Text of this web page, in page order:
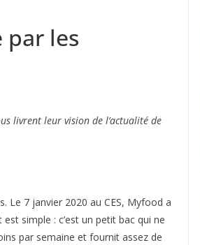
par les
livrent leur vision de l’actualité de
Le 7 janvier 2020 au CES, Myfood a
simple : c’est un petit bac qui ne
par semaine et fournit assez de